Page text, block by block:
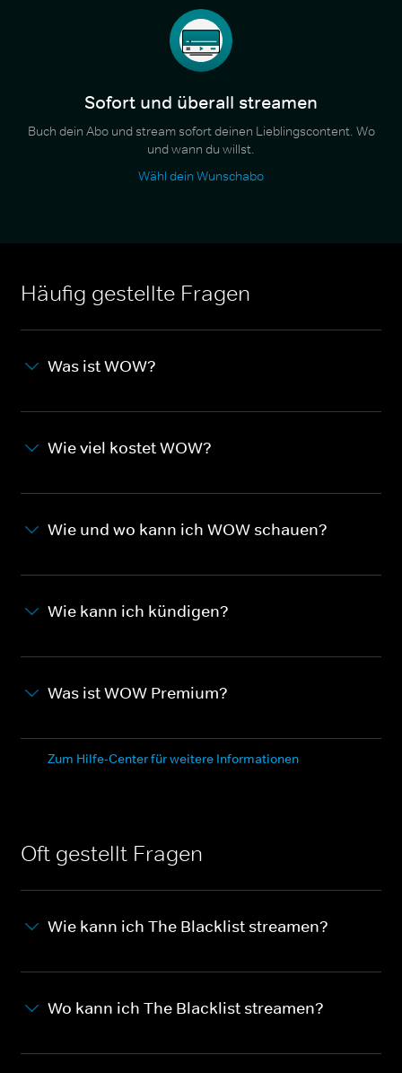
Sofort und überall streamen
Buch dein Abo und stream sofort deinen Lieblingscontent. Wo
und wann du willst.
Wähl dein Wunschabo
Häufig gestellte Fragen
Was ist WOW?
Wie viel kostet WOW?
Wie und wo kann ich WOW schauen?
Wie kann ich kündigen?
Was ist WOW Premium?
Zum Hilfe-Center für weitere Informationen
Oft gestellt Fragen
Wie kann ich The Blacklist streamen?
Wo kann ich The Blacklist streamen?